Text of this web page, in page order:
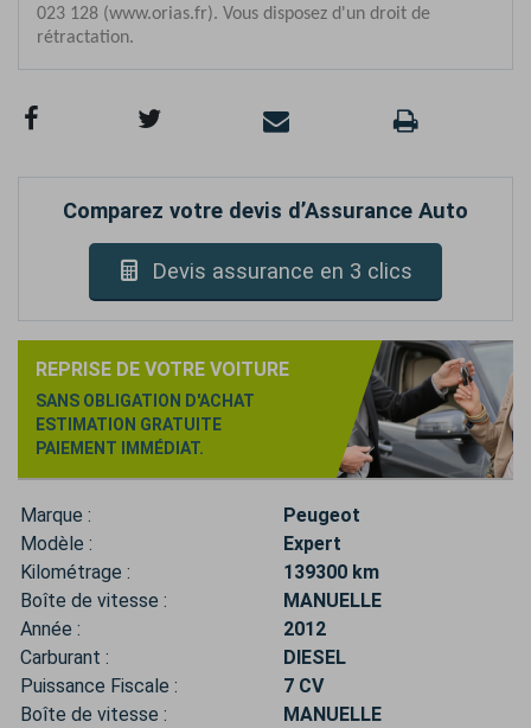
Comparez votre devis d’Assurance Auto
Devis assurance en 3 clics
REPRISE DE VOTRE VOITURE
SANS OBLIGATION D'ACHAT
ESTIMATION GRATUITE
PAIEMENT IMMÉDIAT.
Marque :
Peugeot
Modèle :
Expert
Kilométrage :
139300 km
Boîte de vitesse :
MANUELLE
Année :
2012
Carburant :
DIESEL
Puissance Fiscale :
7 CV
Boîte de vitesse :
MANUELLE